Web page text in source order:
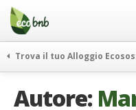
Menu
Salta
contenuto
Offerte Speciali
Regali
Trova il tuo Alloggio
itinerari
Autore: